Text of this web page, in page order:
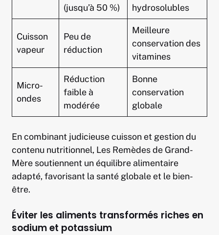
(jusqu’à 50 %)
hydrosolubles
Cuisson
vapeur
Peu de
réduction
Meilleure
conservation des
vitamines
Micro-
ondes
Réduction
faible à
modérée
Bonne
conservation
globale
En combinant judicieuse cuisson et gestion du
contenu nutritionnel, Les Remèdes de Grand-
Mère soutiennent un équilibre alimentaire
adapté, favorisant la santé globale et le bien-
être.
Éviter les aliments transformés riches en
sodium et potassium